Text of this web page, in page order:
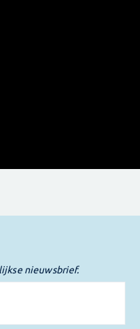
nieuwsbrief.